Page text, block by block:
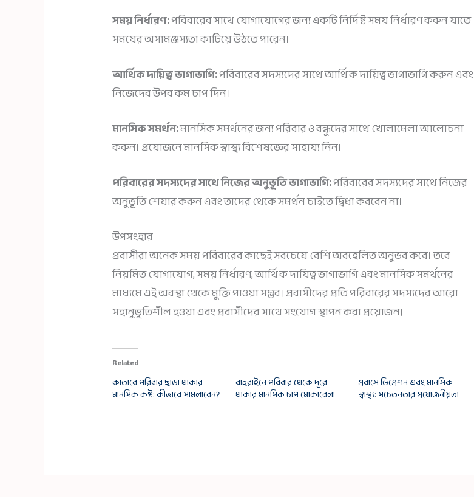
সময় নির্ধারণ:পরিবারের সাথে যোগাযোগের জন্য একটি নির্দিষ্ট সময় নির্ধারণ করুন যাতে
সময়ের অসামঞ্জস্যতা কাটিয়ে উঠতে পারেন।
আর্থিক দায়িত্ব ভাগাভাগি:পরিবারের সদস্যদের সাথে আর্থিক দায়িত্ব ভাগাভাগি করুন এবং
নিজেদের উপর কম চাপ দিন।
মানসিক সমর্থন:মানসিক সমর্থনের জন্য পরিবার ও বন্ধুদের সাথে খোলামেলা আলোচনা
করুন। প্রয়োজনে মানসিক স্বাস্থ্য বিশেষজ্ঞের সাহায্য নিন।
পরিবারের সদস্যদের সাথে নিজের অনুভূতি ভাগাভাগি:পরিবারের সদস্যদের সাথে নিজের
অনুভূতি শেয়ার করুন এবং তাদের থেকে সমর্থন চাইতে দ্বিধা করবেন না।
উপসংহার
প্রবাসীরা অনেক সময় পরিবারের কাছেই সবচেয়ে বেশি অবহেলিত অনুভব করে। তবে
নিয়মিত যোগাযোগ, সময় নির্ধারণ, আর্থিক দায়িত্ব ভাগাভাগি এবং মানসিক সমর্থনের
মাধ্যমে এই অবস্থা থেকে মুক্তি পাওয়া সম্ভব। প্রবাসীদের প্রতি পরিবারের সদস্যদের আরো
সহানুভূতিশীল হওয়া এবং প্রবাসীদের সাথে সংযোগ স্থাপন করা প্রয়োজন।
Related
কাতারে পরিবার ছাড়া থাকার
মানসিক কষ্ট: কীভাবে সামলাবেন?
বাহরাইনে পরিবার থেকে দূরে
থাকার মানসিক চাপ মোকাবেলা
প্রবাসে ডিপ্রেশন এবং মানসিক
স্বাস্থ্য: সচেতনতার প্রয়োজনীয়তা